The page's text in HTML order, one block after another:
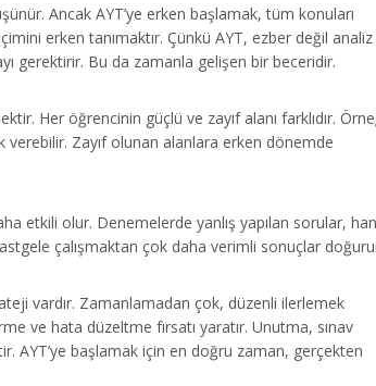
Ancak AYT’ye erken başlamak, tüm konuları
erken tanımaktır. Çünkü AYT, ezber değil analiz
gerektirir. Bu da zamanla gelişen bir beceridir.
Her öğrencinin güçlü ve zayıf alanı farklıdır.
Zayıf olunan alanlara erken dönemde
etkili olur. Denemelerde yanlış yapılan sorular,
çalışmaktan çok daha verimli sonuçlar
vardır. Zamanlamadan çok, düzenli ilerlemek
ve hata düzeltme fırsatı yaratır. Unutma, sınav
AYT’ye başlamak için en doğru zaman, gerçekten